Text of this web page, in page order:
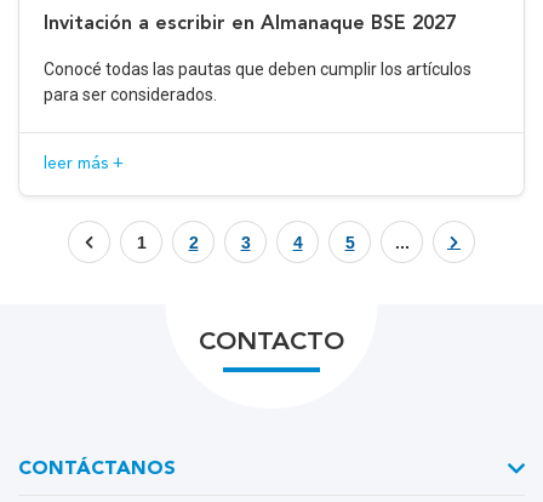
Invitación a escribir en Almanaque BSE 2027
Conocé todas las pautas que deben cumplir los artículos
para ser considerados.
leer más +
1 2 3 4 5 ...
CONTACTO
CONTÁCTANOS